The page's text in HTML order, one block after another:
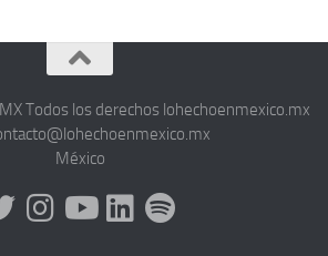
Todos los derechos lohechoenmexico.mx
México